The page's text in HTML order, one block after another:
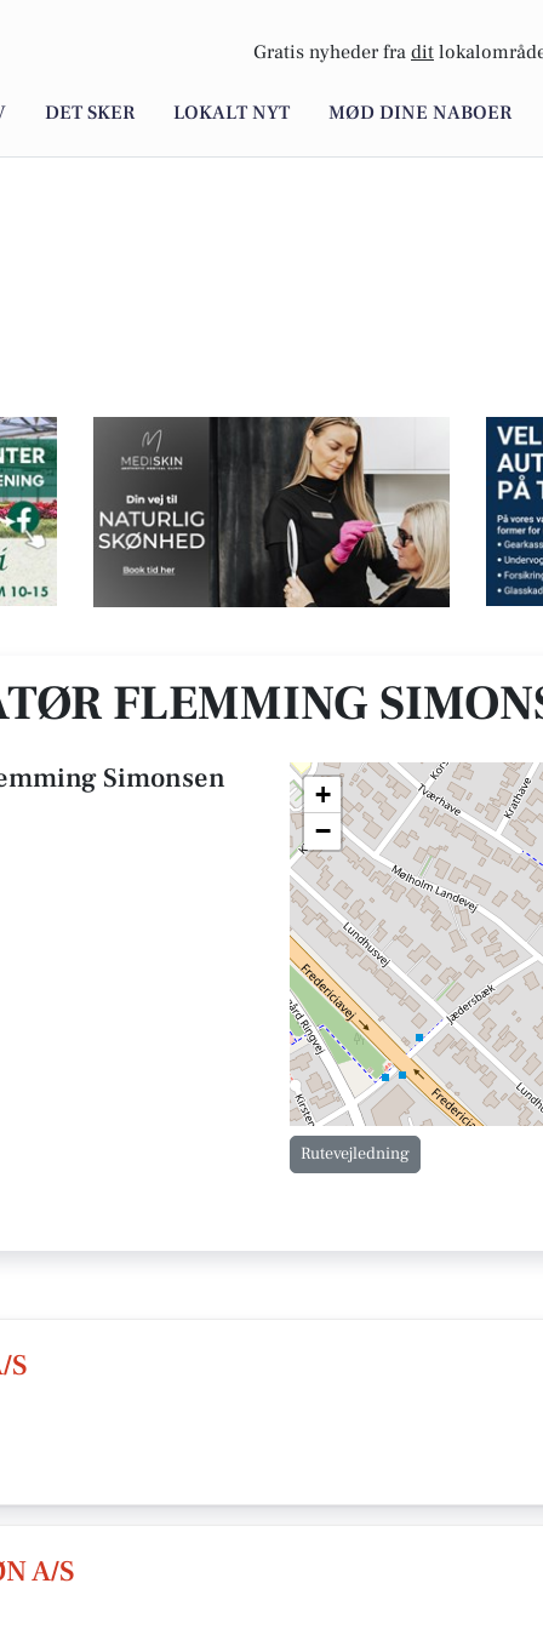
Gratis nyheder fra dit
DET SKER LOKALT NYT MØD DINE NABOER
FLEMMING
Simonsen
+
−
Rutevejledning
S
A/S